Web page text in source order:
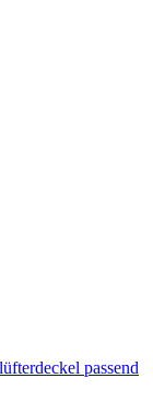
passend